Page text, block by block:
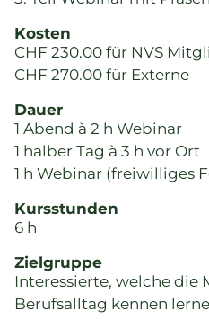
Kosten
CHF 230.00 für NVS
CHF 270.00 für Externe
Dauer
1 Abend à 2 h Webinar
1 halber Tag à 3 h vor Ort
1 h Webinar (freiwilliges
Kursstunden
6 h
Zielgruppe
Interessierte, welche die
Berufsalltag kennen